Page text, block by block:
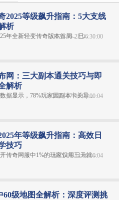
2025等级飙升指南：5大支线
析
年全新轻变传奇版本首周，已...
2025-06-23 06:30:00
网：三大副本通关技巧与即
解析
据显示，78%玩家因副本卡关导...
2025-07-16 06:00:04
年等级飙升指南：高效日
技巧
传奇网服中1%的玩家仅用三天就...
2025-06-14 06:00:04
60级地图全解析：深度评测挑